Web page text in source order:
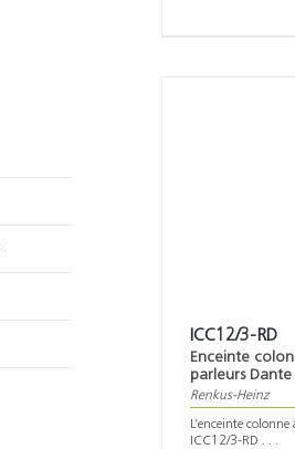
ICC12/3-RD
Enceinte
parleurs Dante
Renkus-Heinz
L’enceinte
ICC12/3-RD . . .